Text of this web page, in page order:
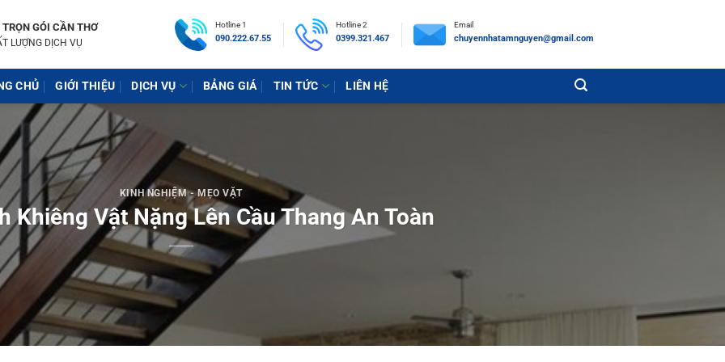
GÓI CẦN THƠ
LƯỢNG DỊCH VỤ
Hotline 1
090.222.67.55
Hotline 2
0399.321.467
Email
chuyennhatamnguyen@gmail.com
CHỦ GIỚI THIỆU DỊCH VỤ BẢNG GIÁ TIN TỨC LIÊN HỆ
KINH NGHIỆM - MẸO VẶT
Khiêng Vật Nặng Lên Cầu Thang An Toàn